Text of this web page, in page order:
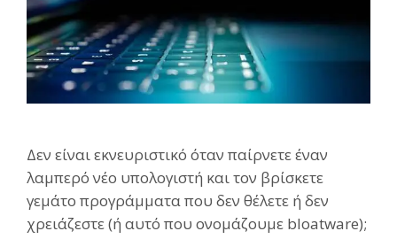
Δεν είναι εκνευριστικό όταν παίρνετε έναν
λαμπερό νέο υπολογιστή και τον βρίσκετε
γεμάτο προγράμματα που δεν θέλετε ή δεν
χρειάζεστε (ή αυτό που ονομάζουμε bloatware);